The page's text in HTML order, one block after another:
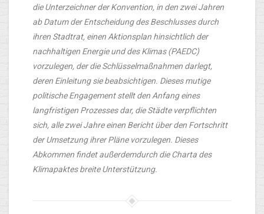
die Unterzeichner der Konvention, in den zwei Jahren
ab Datum der Entscheidung des Beschlusses durch
ihren Stadtrat, einen Aktionsplan hinsichtlich der
nachhaltigen Energie und des Klimas (PAEDC)
vorzulegen, der die Schlüsselmaßnahmen darlegt,
deren Einleitung sie beabsichtigen. Dieses mutige
politische Engagement stellt den Anfang eines
langfristigen Prozesses dar, die Städte verpflichten
sich, alle zwei Jahre einen Bericht über den Fortschritt
der Umsetzung ihrer Pläne vorzulegen. Dieses
Abkommen findet außerdemdurch die Charta des
Klimapaktes breite Unterstützung.